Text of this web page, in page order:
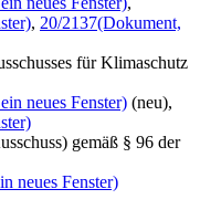
, 20/2137(Dokument,
für Klimaschutz
neues Fenster) (neu),
gemäß § 96 der
neues Fenster)